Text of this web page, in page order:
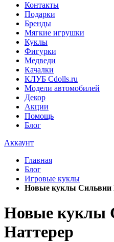
Контакты
Подарки
Бренды
Мягкие игрушки
Куклы
Фигурки
Медведи
Качалки
КЛУБ Cdolls.ru
Модели автомобилей
Декор
Акции
Помощь
Блог
Аккаунт
Главная
Блог
Игровые куклы
Новые куклы Сильвии
Новые куклы
Наттерер